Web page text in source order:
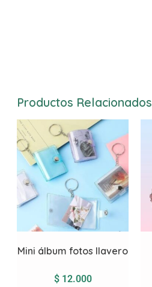
Productos Relacionados
Mini álbum fotos llavero
$12.000